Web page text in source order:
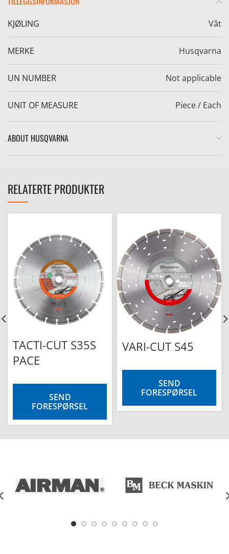
KJØLING Våt
MERKE Husqvarna
UN NUMBER Not applicable
UNIT OF MEASURE Piece / Each
ABOUT HUSQVARNA
RELATERTE PRODUKTER
TACTI-CUT S35S
PACE
SEND
FORESPØRSEL
VARI-CUT S45
SEND
FORESPØRSEL